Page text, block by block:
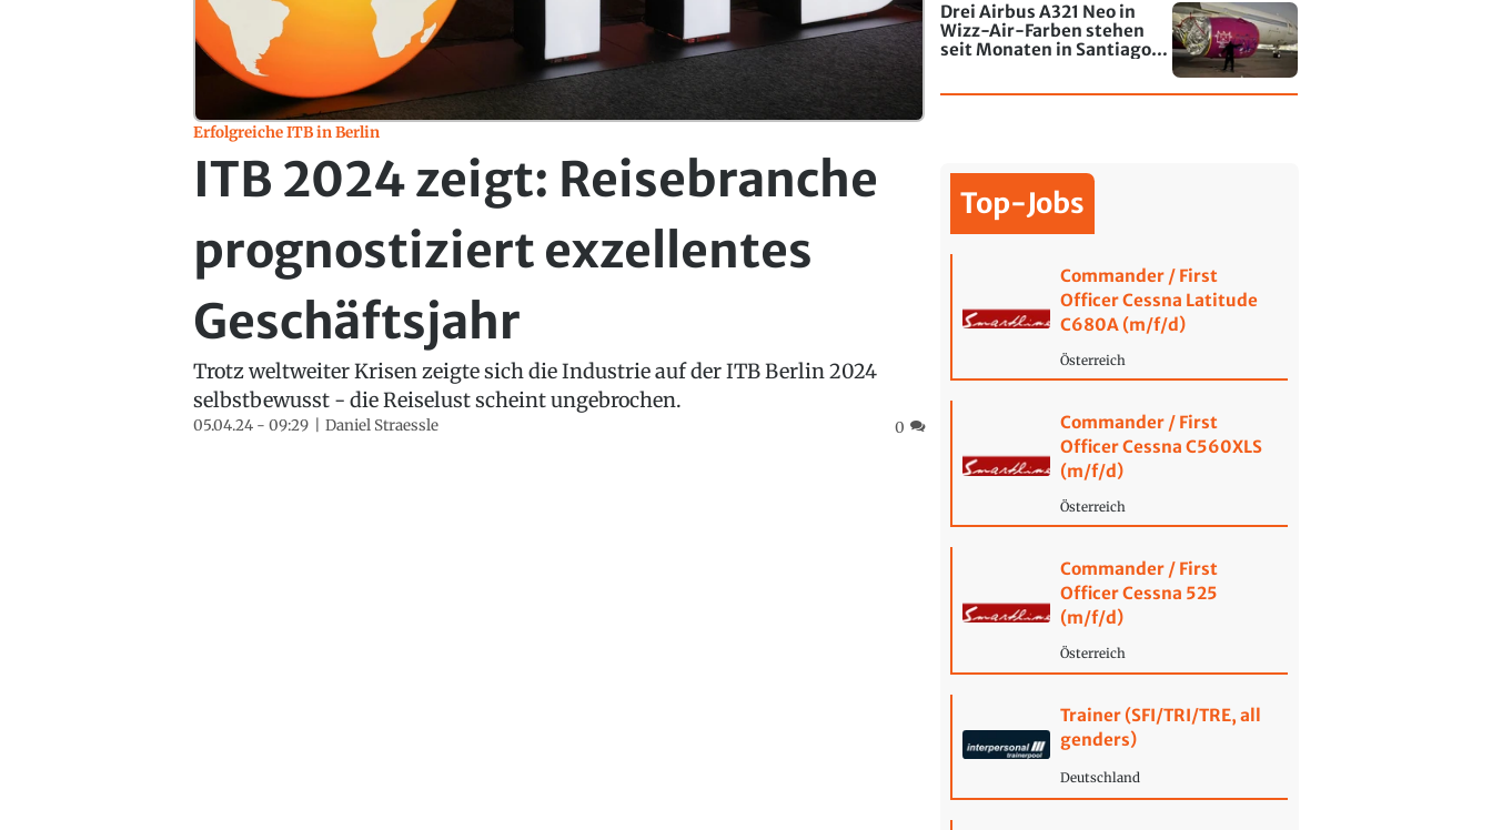
Erfolgreiche ITB in Berlin
ITB 2024 zeigt: Reisebranche
prognostiziert exzellentes
Geschäftsjahr
Trotz weltweiter Krisen zeigte sich die Industrie auf der ITB Berlin 2024
selbstbewusst - die Reiselust scheint ungebrochen.
05.04.24 - 09:29 Daniel Straessle 0
Drei Airbus A321 Neo in
Wizz-Air-Farben stehen
seit Monaten in Santiago
Top-Jobs
Commander / First
Officer Cessna Latitude
C680A (m/f/d)
Österreich
Commander / First
Officer Cessna C560XLS
(m/f/d)
Österreich
Commander / First
Officer Cessna 525
(m/f/d)
Österreich
Trainer (SFI/TRI/TRE, all
genders)
Deutschland